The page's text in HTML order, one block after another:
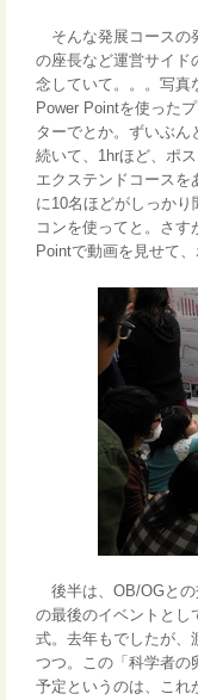
そんな発展コースの
の座長など運営サイド
念していて。。。写真
Power Pointを使った
ターでとか。ずいぶ
続いて、1hrほど、ポ
エクステンドコースを
に10名ほどがしっか
コンを使ってと。さ
Pointで動画を見せて
後半は、OB/OGとの
の最後のイベントとし
式。去年もでしたが、
つつ。この「科学者の
予定というのは、これ